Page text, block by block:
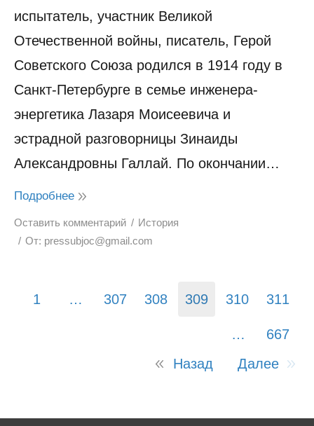
испытатель, участник Великой
Отечественной войны, писатель, Герой
Советского Союза родился в 1914 году в
Санкт-Петербурге в семье инженера-
энергетика Лазаря Моисеевича и
эстрадной разговорницы Зинаиды
Александровны Галлай. По окончании…
Подробнее
Оставить комментарий
История
От: pressubjoc@gmail.com
1 … 307 308 309 310 311
…
667
Назад
Далее